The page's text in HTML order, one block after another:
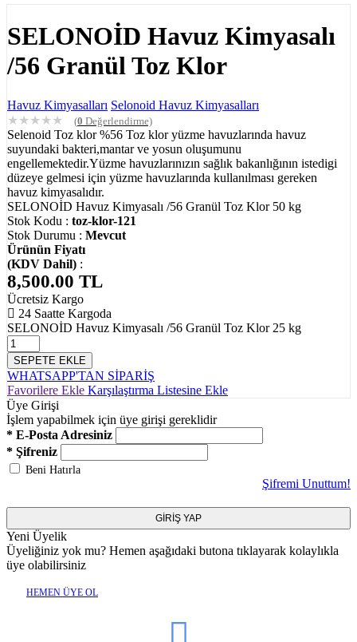
SELONOİD Havuz Kimyasalı
/56 Granül Toz Klor
Havuz Kimyasalları Selonoid Havuz Kimyasalları
★★★★★ (0 Değerlendirme)
Selenoid Toz klor %56 Toz klor yüzme havuzlarında havuz
suyundaki bakteri,mantar ve yosun oluşumunu
engellemektedir.Yüzme havuzlarınızın sağlık bakanlığının istedigi
düzeye gelmesi için yüzme havuzlarında kullanılması gereken
havuz kimyasalıdır.
SELONOİD Havuz Kimyasalı /56 Granül Toz Klor 50 kg
Stok Kodu : toz-klor-121
Stok Durumu : Mevcut
Ürünün Fiyatı
(KDV Dahil) :
8,500.00 TL
Ücretsiz Kargo
24 Saatte Kargoda
SELONOİD Havuz Kimyasalı /56 Granül Toz Klor 25 kg
SEPETE EKLE
WHATSAPP'TAN SİPARİŞ
Favorilere Ekle Karşılaştırma Listesine Ekle
Üye Girişi
İşlem yapabilmek için üye girişi gereklidir
* E-Posta Adresiniz
* Şifreniz
Beni Hatırla
Şifremi Unuttum!
GİRİŞ YAP
Yeni Üyelik
Üyeliğiniz yok mu? Hemen aşağıdaki butona tıklayarak kolaylıkla
üye olabilirsiniz
HEMEN ÜYE OL